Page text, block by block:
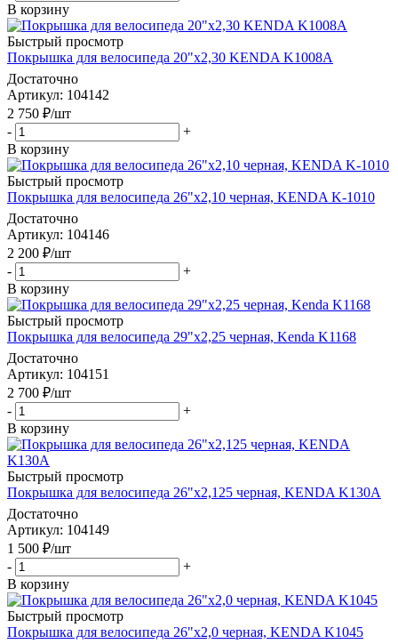
В корзину
Быстрый просмотр
Покрышка для велосипеда 20"x2,30 KENDA K1008А
Достаточно
Артикул: 104142
2 750 ₽/шт
-
+
В корзину
Быстрый просмотр
Покрышка для велосипеда 26"х2,10 черная, KENDA K-1010
Достаточно
Артикул: 104146
2 200 ₽/шт
-
+
В корзину
Быстрый просмотр
Покрышка для велосипеда 29"x2,25 черная, Kenda K1168
Достаточно
Артикул: 104151
2 700 ₽/шт
-
+
В корзину
Быстрый просмотр
Покрышка для велосипеда 26"х2,125 черная, KENDA K130А
Достаточно
Артикул: 104149
1 500 ₽/шт
-
+
В корзину
Быстрый просмотр
Покрышка для велосипеда 26"x2,0 черная, KENDA K1045